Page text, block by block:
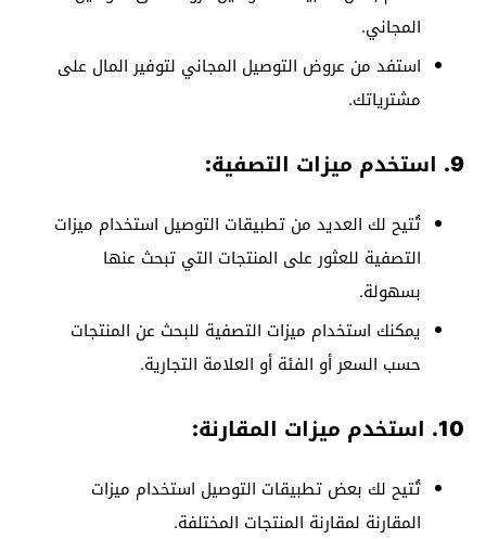
المجاني.
استفد من عروض التوصيل المجاني لتوفير المال على
مشترياتك.
9. استخدم ميزات التصفية:
تُتيح لك العديد من تطبيقات التوصيل استخدام ميزات
التصفية للعثور على المنتجات التي تبحث عنها
بسهولة.
يمكنك استخدام ميزات التصفية للبحث عن المنتجات
حسب السعر أو الفئة أو العلامة التجارية.
10. استخدم ميزات المقارنة:
تُتيح لك بعض تطبيقات التوصيل استخدام ميزات
المقارنة لمقارنة المنتجات المختلفة.